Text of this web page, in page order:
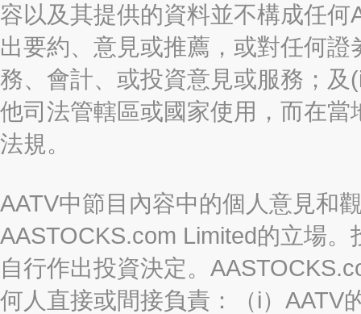
容以及其提供的資料並不構成任
出要約、意見或推薦，或對任何
務、會計、或投資意見或服務；
他司法管轄區或國家使用，而在
法規。
AATV中節目內容中的個人意見和
AASTOCKS.com Limited的立場
自行作出投資決定。
何人直接或間接負責：（i）AATV